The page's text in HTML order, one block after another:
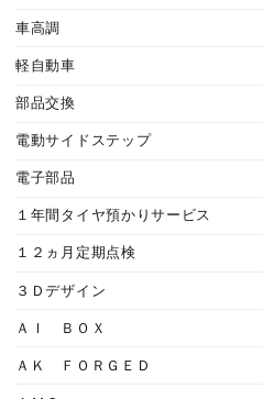
車高調
軽自動車
部品交換
電動サイドステップ
電子部品
１年間タイヤ預かりサービス
１２ヵ月定期点検
３Ｄデザイン
ＡＩ ＢＯＸ
ＡＫ ＦＯＲＧＥＤ